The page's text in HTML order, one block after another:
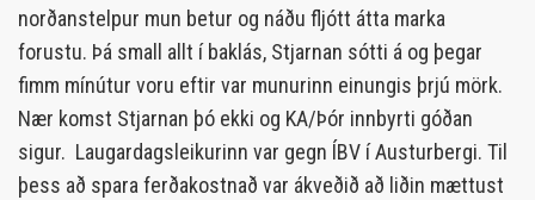
norðanstelpur mun betur og náðu fljótt átta marka
forustu. Þá small allt í baklás, Stjarnan sótti á og þegar
fimm mínútur voru eftir var munurinn einungis þrjú mörk.
Nær komst Stjarnan þó ekki og KA/Þór innbyrti góðan
sigur. Laugardagsleikurinn var gegn ÍBV í Austurbergi. Til
þess að spara ferðakostnað var ákveðið að liðin mættust